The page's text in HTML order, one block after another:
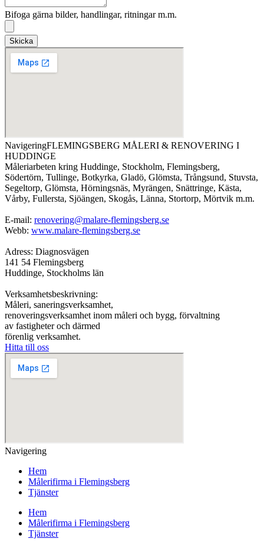
Bifoga gärna bilder, handlingar, ritningar m.m.
Skicka
NavigeringFLEMINGSBERG MÅLERI & RENOVERING I
HUDDINGE
Måleriarbeten kring Huddinge, Stockholm, Flemingsberg,
Södertörn, Tullinge, Botkyrka, Gladö, Glömsta, Trångsund, Stuvsta,
Segeltorp, Glömsta, Hörningsnäs, Myrängen, Snättringe, Kästa,
Vårby, Fullersta, Sjöängen, Skogås, Länna, Stortorp, Mörtvik m.m.
E-mail: renovering@malare-flemingsberg.se
Webb: www.malare-flemingsberg.se
Adress: Diagnosvägen
141 54 Flemingsberg
Huddinge, Stockholms län
Verksamhetsbeskrivning:
Måleri, saneringsverksamhet,
renoveringsverksamhet inom måleri och bygg, förvaltning
av fastigheter och därmed
förenlig verksamhet.
Hitta till oss
Navigering
Hem
Målerifirma i Flemingsberg
Tjänster
Hem
Målerifirma i Flemingsberg
Tjänster